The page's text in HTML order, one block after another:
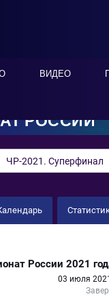
ВИДЕО
РОССИИ
ЧР-2021. Суперфинал
России 2021
03 июля